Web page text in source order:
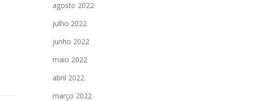
agosto 2022
julho 2022
junho 2022
maio 2022
abril 2022
março 2022